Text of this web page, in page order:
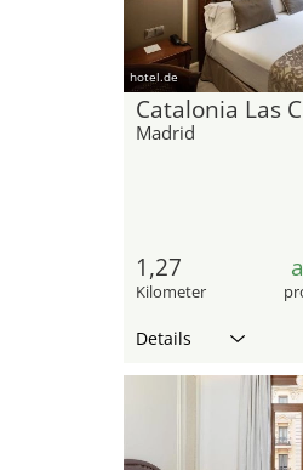
hotel.de
Catalonia Las
Madrid
1,27
Kilometer
Details